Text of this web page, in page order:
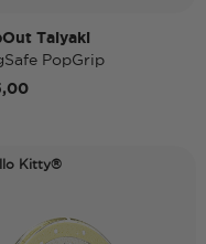
Taiyaki
PopGrip
Kitty®